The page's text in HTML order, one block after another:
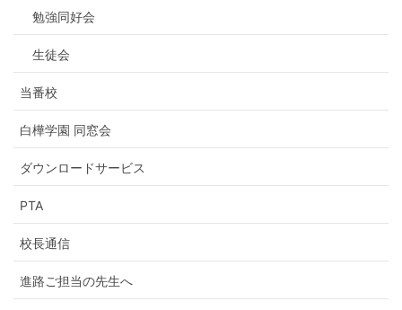
勉強同好会
生徒会
当番校
白樺学園 同窓会
ダウンロードサービス
PTA
校長通信
進路ご担当の先生へ